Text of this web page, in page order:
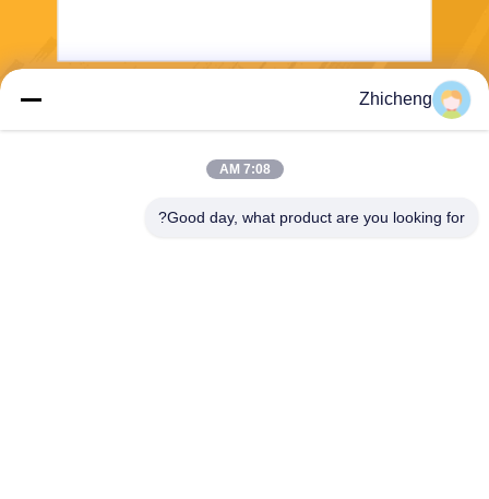
Zhicheng
7:08 AM
Good day, what product are you looking for?